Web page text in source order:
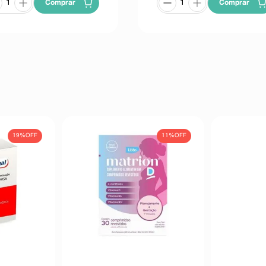
Comprar Comprar
19%OFF 11%OFF